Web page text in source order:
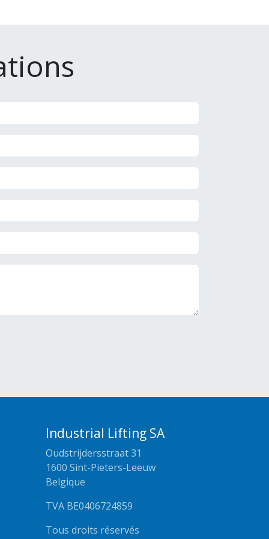
Industrial Lifting SA
Oudstrijdersstraat 31
1600 Sint-Pieters-Leeuw
Belgique
TVA BE0406724859
Tous droits réservés